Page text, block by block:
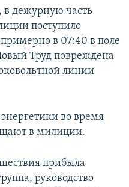
дежурную часть
поступило
в 07:40 в поле
Труд повреждена
линии
во время
в милиции.
прибыла
руководство